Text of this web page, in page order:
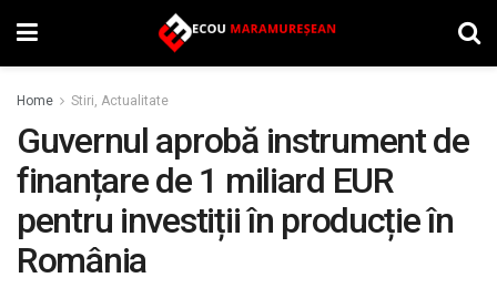
Home Stiri, Actualitate
Guvernul aprobă instrument de
finanțare de 1 miliard EUR
pentru investiții în producție în
România